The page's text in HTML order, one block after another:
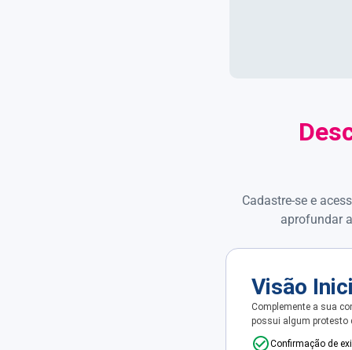
Cadastre-se e
aprofundar
Visão
Complemente a sua
possui algum protesto
Confirmação de